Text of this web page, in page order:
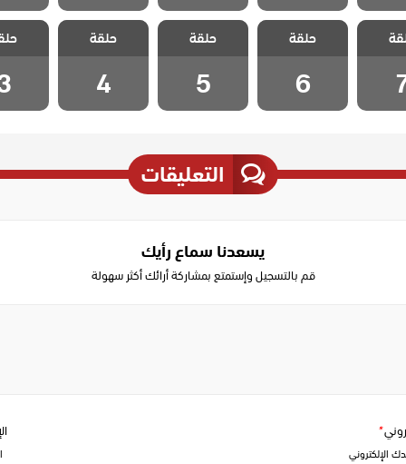
الحلقة
7
مسلسل الطبيب
المعجزة الحلقة
6
حلقة
6
مسلسل الطبيب
المعجزة الحلقة
5
حلقة
5
مسلسل الطبيب
المعجزة الحلقة
4
حلقة
4
مسلسل
3
التعليقات
يسعدنا سماع رأيك
قم بالتسجيل وإستمتع بمشاركة أرائك أكثر سهولة
*
الإلكتروني